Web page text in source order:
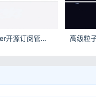
SubsTracker开源订阅管理系统 多渠道到期续费提醒工具